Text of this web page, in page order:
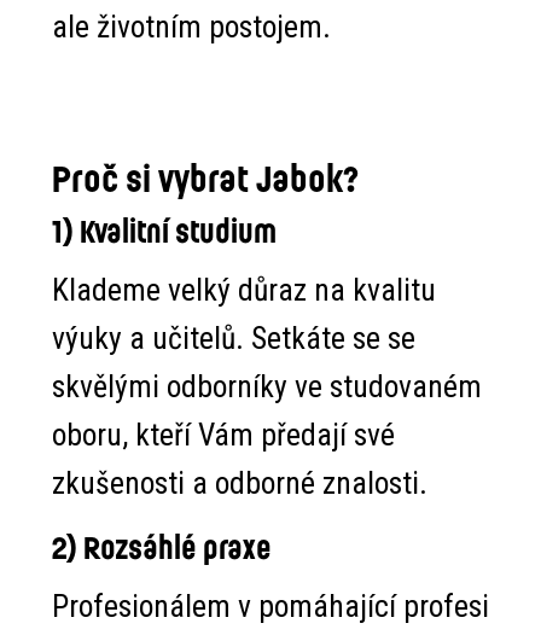
ale životním postojem.
Proč si vybrat Jabok?
1) Kvalitní studium
Klademe velký důraz na kvalitu
výuky a učitelů. Setkáte se se
skvělými odborníky ve studovaném
oboru, kteří Vám předají své
zkušenosti a odborné znalosti.
2) Rozsáhlé praxe
Profesionálem v pomáhající profesi